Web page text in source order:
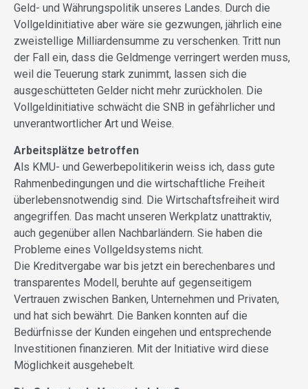
Geld- und Währungspolitik unseres Landes. Durch die
Vollgeldinitiative aber wäre sie gezwungen, jährlich eine
zweistellige Milliardensumme zu verschenken. Tritt nun
der Fall ein, dass die Geldmenge verringert werden muss,
weil die Teuerung stark zunimmt, lassen sich die
ausgeschütteten Gelder nicht mehr zurückholen. Die
Vollgeldinitiative schwächt die SNB in gefährlicher und
unverantwortlicher Art und Weise.
Arbeitsplätze betroffen
Als KMU- und Gewerbepolitikerin weiss ich, dass gute
Rahmenbedingungen und die wirtschaftliche Freiheit
überlebensnotwendig sind. Die Wirtschaftsfreiheit wird
angegriffen. Das macht unseren Werkplatz unattraktiv,
auch gegenüber allen Nachbarländern. Sie haben die
Probleme eines Vollgeldsystems nicht.
Die Kreditvergabe war bis jetzt ein berechenbares und
transparentes Modell, beruhte auf gegenseitigem
Vertrauen zwischen Banken, Unternehmen und Privaten,
und hat sich bewährt. Die Banken konnten auf die
Bedürfnisse der Kunden eingehen und entsprechende
Investitionen finanzieren. Mit der Initiative wird diese
Möglichkeit ausgehebelt.